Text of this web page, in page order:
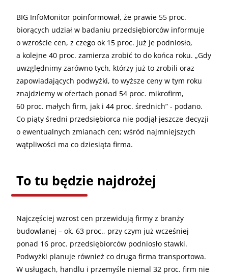
BIG InfoMonitor poinformował, że prawie 55 proc.
biorących udział w badaniu przedsiębiorców informuje
o wzroście cen, z czego ok 15 proc. już je podniosło,
a kolejne 40 proc. zamierza zrobić to do końca roku. „Gdy
uwzględnimy zarówno tych, którzy już to zrobili oraz
zapowiadających podwyżki, to wyższe ceny w tym roku
znajdziemy w ofertach ponad 54 proc. mikrofirm,
60 proc. małych firm, jak i 44 proc. średnich” - podano.
Co piąty średni przedsiębiorca nie podjął jeszcze decyzji
o ewentualnych zmianach cen; wśród najmniejszych
wątpliwości ma co dziesiąta firma.
To tu będzie najdrożej
Najczęściej wzrost cen przewidują firmy z branży
budowlanej – ok. 63 proc., przy czym już wcześniej
ponad 16 proc. przedsiębiorców podniosło stawki.
Podwyżki planuje również co druga firma transportowa.
W usługach, handlu i przemyśle niemal 32 proc. firm nie